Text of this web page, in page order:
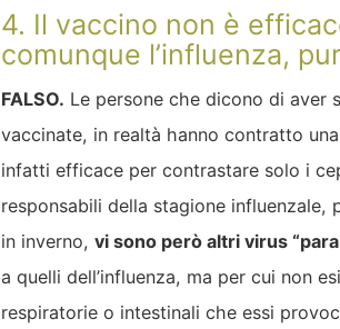
4. Il vaccino non è
comunque l’influenza,
FALSO. Le persone che dicono di aver
vaccinate, in realtà hanno contratto
infatti efficace per contrastare solo i
responsabili della stagione
in inverno, vi sono però altri virus
a quelli dell’influenza, ma per cui non
respiratorie o intestinali che essi